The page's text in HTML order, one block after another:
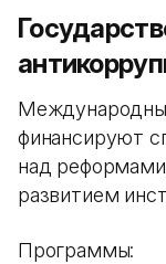
финансируют
над
развитием
Программы: